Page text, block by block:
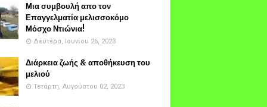
Μια συμβουλή απο τον
Επαγγελματία μελισσοκόμο
Μόσχο Ντιώνια!
Δευτέρα, Ιουνίου 26, 2023
Διάρκεια ζωής & αποθήκευση του
μελιού
Τετάρτη, Αυγούστου 02, 2023